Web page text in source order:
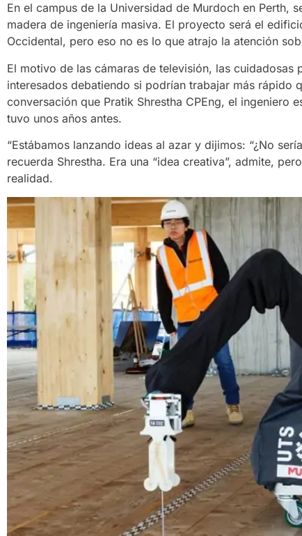
En el campus de la Universidad de Murdoch en Perth,
madera de ingeniería masiva. El proyecto será el
Occidental, pero eso no es lo que atrajo la atención
El motivo de las cámaras de televisión, las
interesados ​​debatiendo si podrían trabajar más rápido
conversación que Pratik Shrestha CPEng, el ingeniero
tuvo unos años antes.
“Estábamos lanzando ideas al azar y dijimos: “¿No
recuerda Shrestha. Era una “idea creativa”, admite,
realidad.